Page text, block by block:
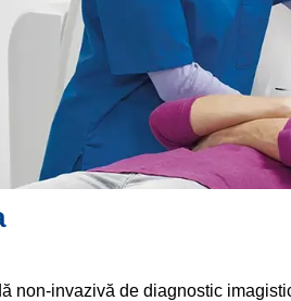
non-invazivă de diagnostic